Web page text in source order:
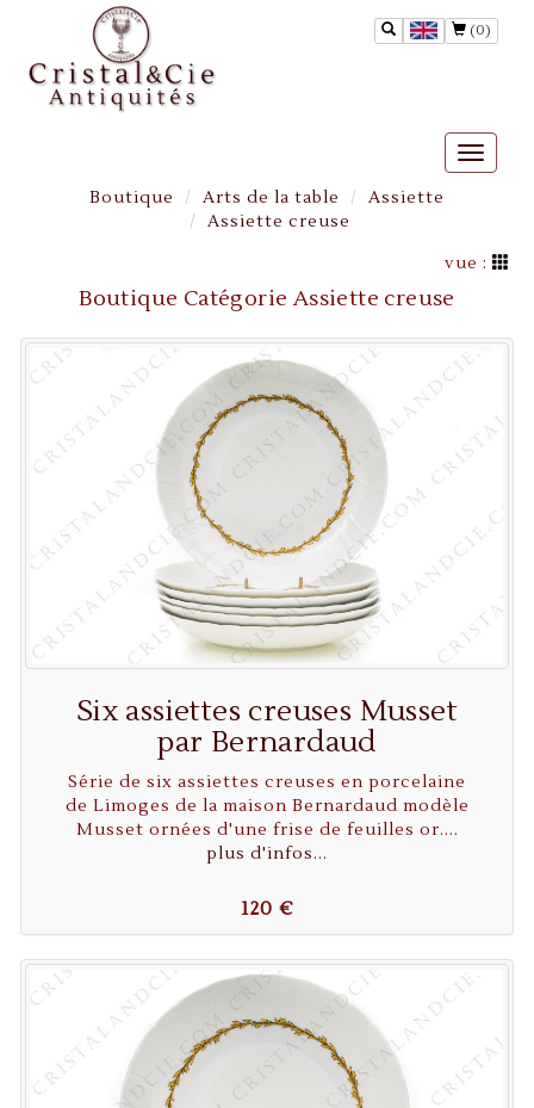
(0)
Toggle
Boutique Arts de la table
Assiette
Assiette creuse
vue :
Boutique Catégorie Assiette creuse
Six assiettes creuses Musset
par Bernardaud
Série de six assiettes creuses en porcelaine
de Limoges de la maison Bernardaud modèle
Musset ornées d'une frise de feuilles or....
plus d'infos...
120 €